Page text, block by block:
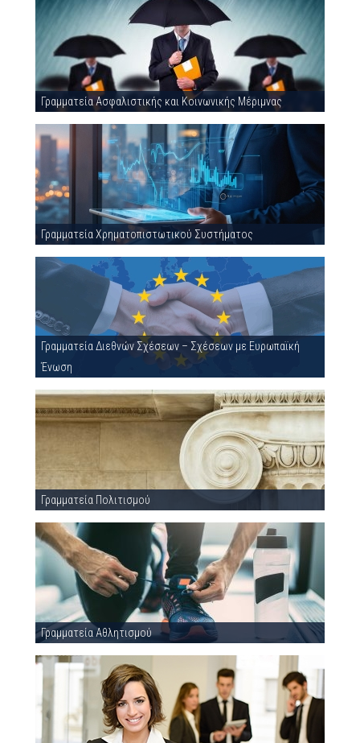
Γραμματεία Ασφαλιστικής και Κοινωνικής Μέριμνας
Γραμματεία Χρηματοπιστωτικού Συστήματος
Γραμματεία Διεθνών Σχέσεων – Σχέσεων με Ευρωπαϊκή
Ένωση
Γραμματεία Πολιτισμού
Γραμματεία Αθλητισμού